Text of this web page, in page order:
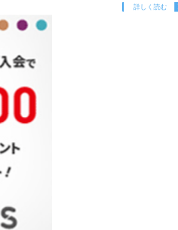
詳しく読む